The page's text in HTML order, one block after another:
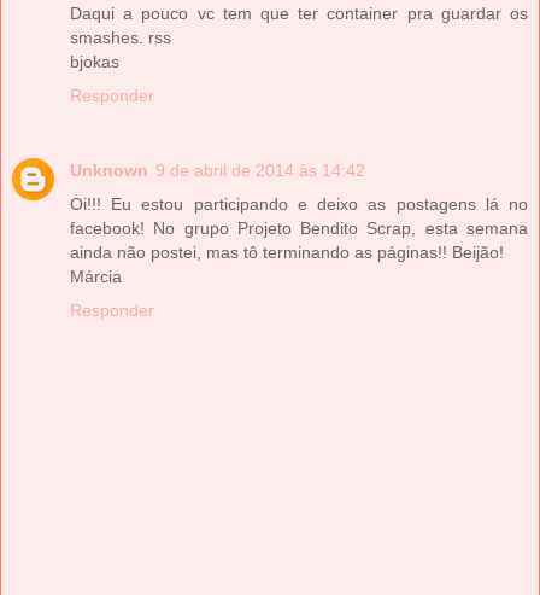
Daqui a pouco vc tem que ter container pra guardar os
smashes. rss
bjokas
Responder
Unknown 9 de abril de 2014 às 14:42
Oi!!! Eu estou participando e deixo as postagens lá no
facebook! No grupo Projeto Bendito Scrap, esta semana
ainda não postei, mas tô terminando as páginas!! Beijão!
Márcia
Responder